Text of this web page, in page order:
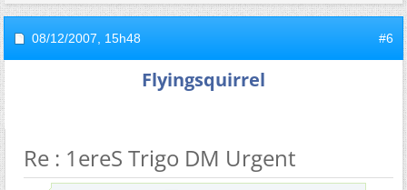
08/12/2007, 15h48 #6
Flyingsquirrel
Re : 1ereS Trigo DM Urgent